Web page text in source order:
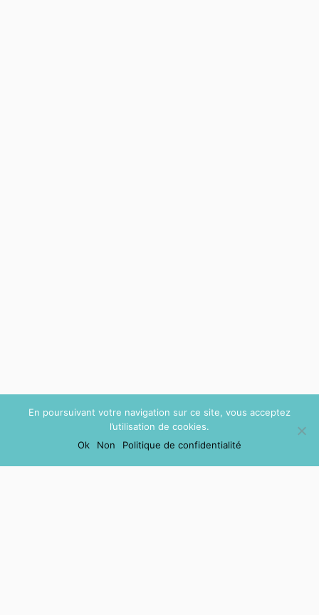
En poursuivant votre navigation sur ce site, vous acceptez
l’utilisation de cookies.
Ok
Non Politique de confidentialité